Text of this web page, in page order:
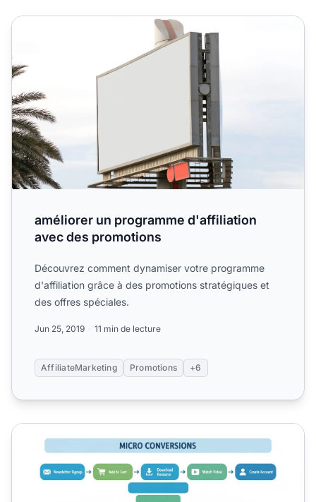
améliorer un programme d'affiliation avec des
améliorer un programme d'affiliation
avec des promotions
Découvrez comment dynamiser votre programme
d'affiliation grâce à des promotions stratégiques et
des offres spéciales.
Jun 25, 2019 11 min de lecture
AffiliateMarketing Promotions +6
Comment puis-je augmenter la performance et la